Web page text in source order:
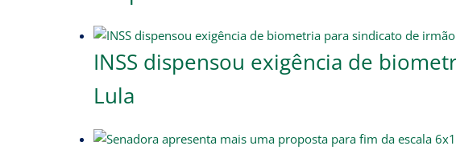
INSS dispensou exigência de
Lula